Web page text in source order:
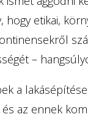
hogy etikai,
–
a
az ennek